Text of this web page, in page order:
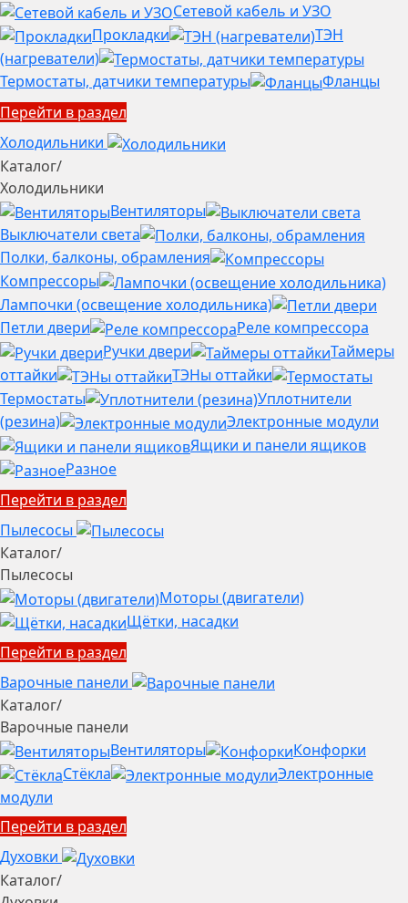
Сетевой кабель и УЗО
Прокладки
ТЭН
(нагреватели)
Термостаты, датчики температуры
Фланцы
Перейти в раздел
Холодильники
Каталог/
Холодильники
Вентиляторы
Выключатели света
Полки, балконы, обрамления
Компрессоры
Лампочки (освещение холодильника)
Петли двери
Реле компрессора
Ручки двери
Таймеры
оттайки
ТЭНы оттайки
Термостаты
Уплотнители
(резина)
Электронные модули
Ящики и панели ящиков
Разное
Перейти в раздел
Пылесосы
Каталог/
Пылесосы
Моторы (двигатели)
Щётки, насадки
Перейти в раздел
Варочные панели
Каталог/
Варочные панели
Вентиляторы
Конфорки
Стёкла
Электронные
модули
Перейти в раздел
Духовки
Каталог/